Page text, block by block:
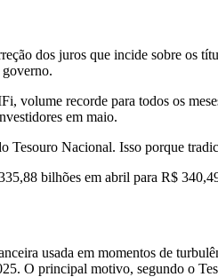
dos juros que incide sobre
volume recorde para todos os
em maio.
Tesouro Nacional. Isso porque
bilhões em abril para R$
usada em momentos de
O principal motivo, segundo o